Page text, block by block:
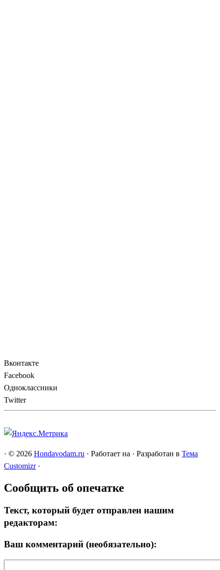
Вконтакте
Facebook
Одноклассники
Twitter
· © 2026 Hondavodam.ru · Работает на · Разработан в Тема
Customizr ·
Сообщить об опечатке
Текст, который будет отправлен нашим
редакторам:
Ваш комментарий (необязательно):